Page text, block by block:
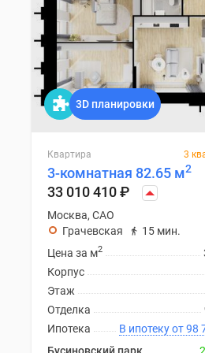
3D планировки
Квартира 3
3-комнатная 82.65 м2
33 010 410₽
Москва, САО
Грачевская
15 мин.
Цена за м2
Корпус
Этаж
Отделка
В ипотеку
Ипотека
Бусиновский парк